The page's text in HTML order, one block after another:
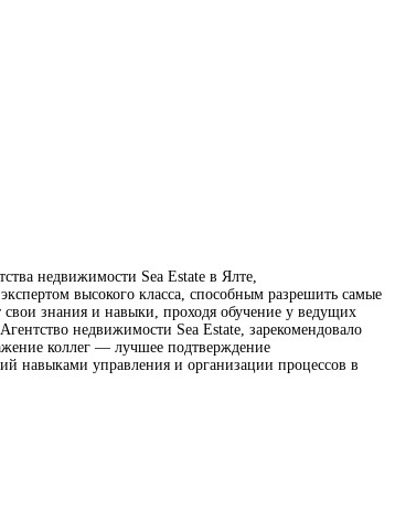
недвижимости Sea Estate в Ялте,
высокого класса, способным разрешить самые
знания и навыки, проходя обучение у ведущих
недвижимости Sea Estate, зарекомендовало
коллег — лучшее подтверждение
навыками управления и организации процессов в